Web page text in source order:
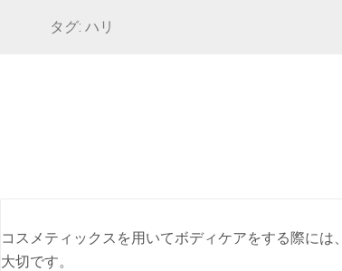
タグ: ハリ
コスメティックスを用いてボディケアをする際に
大切です。